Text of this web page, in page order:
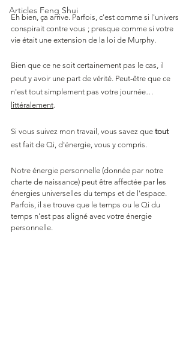
Articles Feng Shui
Eh bien, ça arrive. Parfois, c'est comme si l'univers
conspirait contre vous ; presque comme si votre
vie était une extension de la loi de Murphy.
Bien que ce ne soit certainement pas le cas, il
peut y avoir une part de vérité. Peut-être que ce
n'est tout simplement pas votre journée…
littéralement.
Si vous suivez mon travail, vous savez que tout
est fait de Qi, d'énergie, vous y compris.
Notre énergie personnelle (donnée par notre
charte de naissance) peut être affectée par les
énergies universelles du temps et de l'espace.
Parfois, il se trouve que le temps ou le Qi du
temps n'est pas aligné avec votre énergie
personnelle.